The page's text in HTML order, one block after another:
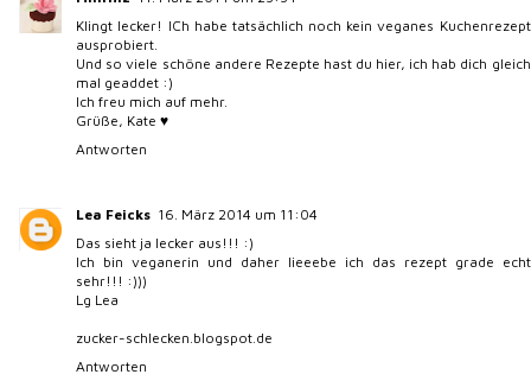
Klingt lecker! ICh habe tatsächlich noch kein veganes Kuchenrezept
ausprobiert.
Und so viele schöne andere Rezepte hast du hier, ich hab dich gleich
mal geaddet :)
Ich freu mich auf mehr.
Grüße, Kate ♥
Antworten
Lea Feicks 16. März 2014 um 11:04
Das sieht ja lecker aus!!! :)
Ich bin veganerin und daher lieeebe ich das rezept grade echt
sehr!!! :)))
Lg Lea
zucker-schlecken.blogspot.de
Antworten